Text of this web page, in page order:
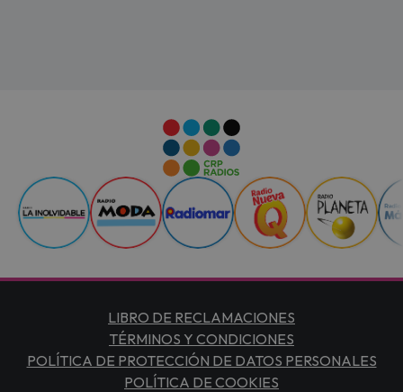
LIBRO DE RECLAMACIONES
TÉRMINOS Y CONDICIONES
POLÍTICA DE PROTECCIÓN DE DATOS PERSONALES
POLÍTICA DE COOKIES